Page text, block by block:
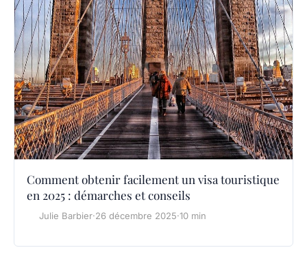
Comment obtenir facilement un visa touristique
en 2025 : démarches et conseils
Julie Barbier·26 décembre 2025·10 min